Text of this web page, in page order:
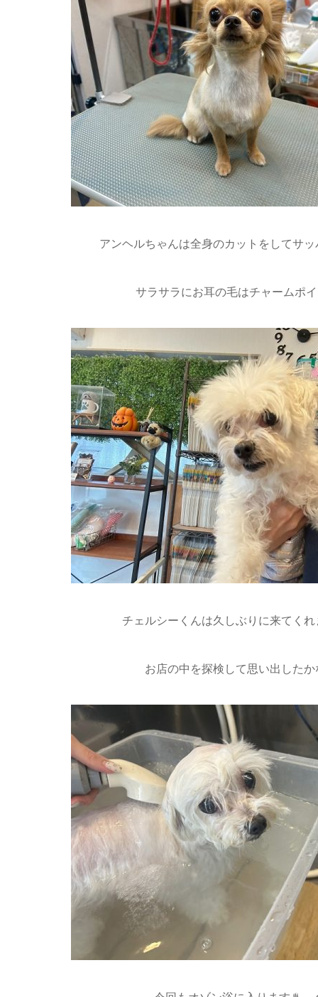
アンヘルちゃんは全身のカットをしてサ
サラサラにお耳の毛はチャームポイ
チェルシーくんは久しぶりに来てく
お店の中を探検して思い出した